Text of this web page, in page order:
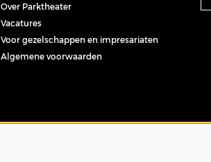
Over Parktheater
Vacatures
Voor gezelschappen en impresariaten
Algemene voorwaarden